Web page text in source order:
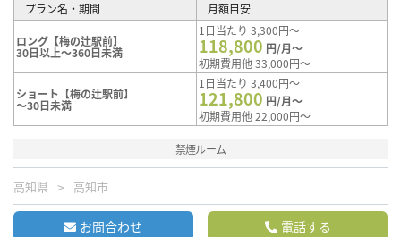
プラン名・期間 月額目安
ロング【梅の辻駅前】
30日以上～360日未満
1日当たり 3,300円～
118,800 円/月～
初期費用他 33,000円～
ショート【梅の辻駅前】
～30日未満
1日当たり 3,400円～
121,800 円/月～
初期費用他 22,000円～
禁煙ルーム
高知県 高知市
お問合わせ 電話する